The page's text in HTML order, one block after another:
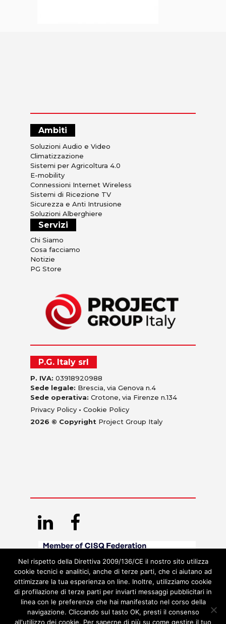
Ambiti
Soluzioni Audio e Video
Climatizzazione
Sistemi per Agricoltura 4.0
E-mobility
Connessioni Internet Wireless
Sistemi di Ricezione TV
Sicurezza e Anti Intrusione
Soluzioni Alberghiere
Servizi
Chi Siamo
Cosa facciamo
Notizie
PG Store
P.G. Italy srl
P. IVA: 03918920988
Sede legale: Brescia, via Genova n.4
Sede operativa: Crotone, via Firenze n.134
Privacy Policy • Cookie Policy
2026 © Copyright Project Group Italy
Nel rispetto della Direttiva 2009/136/CE il nostro sito utilizza
cookie tecnici e analitici, anche di terze parti, che ci aiutano ad
ottimizzare la tua esperienza on line. Inoltre, utilizziamo cookie
di profilazione di terze parti per inviarti messaggi pubblicitari in
linea con le preferenze che hai manifestato nel corso della
navigazione. Cliccando sul tasto OK, presti il consenso
all'utilizzo dei cookie. Per saperne di più su come gestire il tuo